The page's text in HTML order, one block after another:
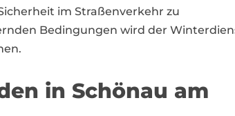
im Straßenverkehr zu
Bedingungen wird der
in Schönau am